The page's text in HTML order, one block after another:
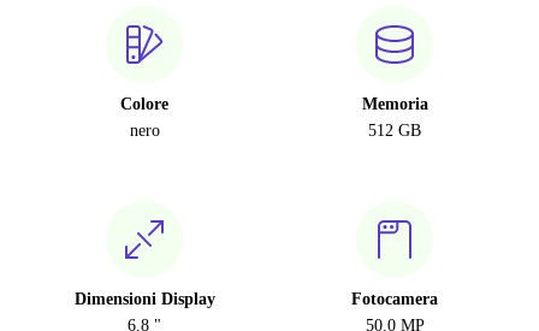
Colore
nero
Memoria
512 GB
Dimensioni Display
6.8 "
Fotocamera
50.0 MP